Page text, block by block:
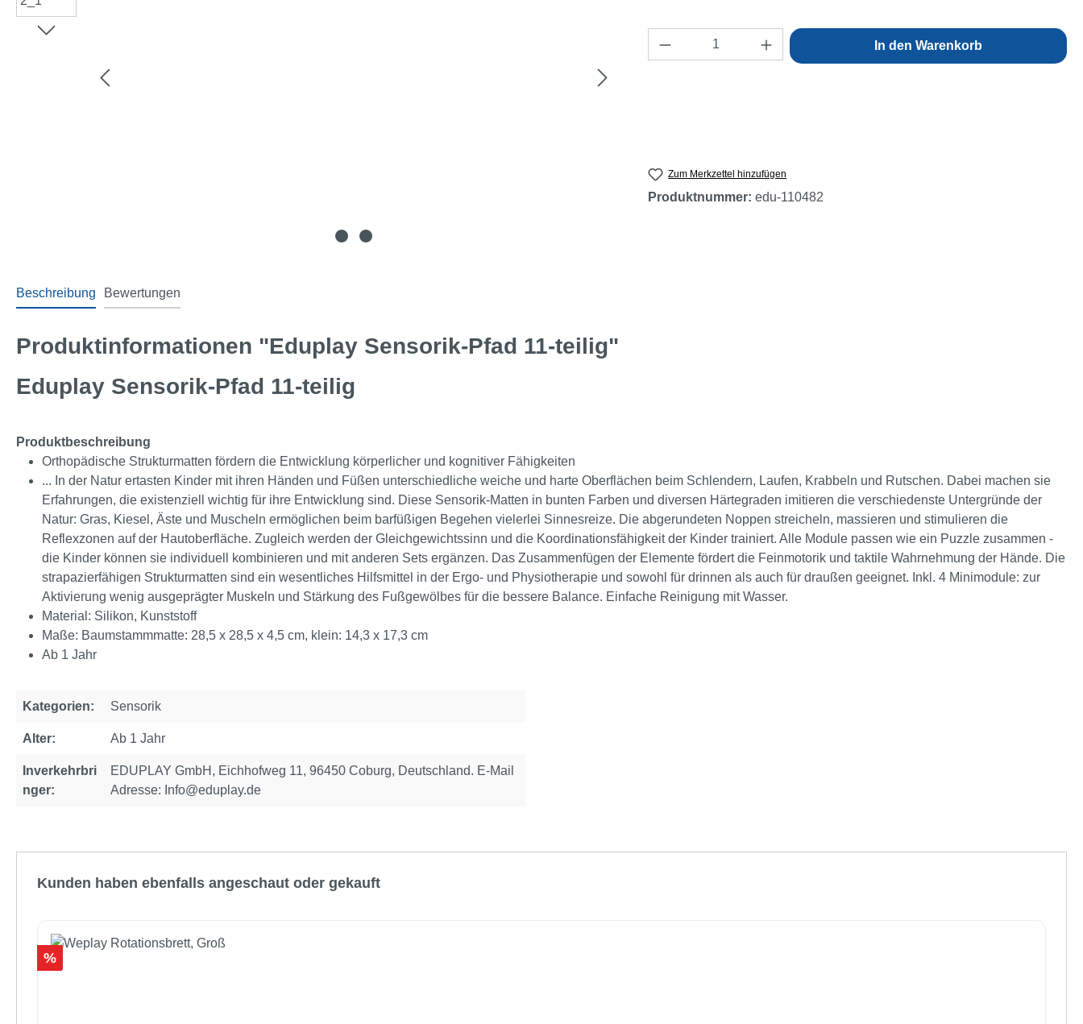
Produkt Anzahl: Gib den gewünschten Wert ein
In den Warenkorb
Zum Merkzettel hinzufügen
Produktnummer: edu-110482
Beschreibung Bewertungen
Produktinformationen "Eduplay Sensorik-Pfad 11-teilig"
Eduplay Sensorik-Pfad 11-teilig
Produktbeschreibung
Orthopädische Strukturmatten fördern die Entwicklung körperlicher und kognitiver Fähigkeiten
... In der Natur ertasten Kinder mit ihren Händen und Füßen unterschiedliche weiche und harte Oberflächen beim Schlendern, Laufen, Krabbeln und Rutschen. Dabei machen sie
Erfahrungen, die existenziell wichtig für ihre Entwicklung sind. Diese Sensorik-Matten in bunten Farben und diversen Härtegraden imitieren die verschiedenste Untergründe der
Natur: Gras, Kiesel, Äste und Muscheln ermöglichen beim barfüßigen Begehen vielerlei Sinnesreize. Die abgerundeten Noppen streicheln, massieren und stimulieren die
Reflexzonen auf der Hautoberfläche. Zugleich werden der Gleichgewichtssinn und die Koordinationsfähigkeit der Kinder trainiert. Alle Module passen wie ein Puzzle zusammen -
die Kinder können sie individuell kombinieren und mit anderen Sets ergänzen. Das Zusammenfügen der Elemente fördert die Feinmotorik und taktile Wahrnehmung der Hände. Die
strapazierfähigen Strukturmatten sind ein wesentliches Hilfsmittel in der Ergo- und Physiotherapie und sowohl für drinnen als auch für draußen geeignet. Inkl. 4 Minimodule: zur
Aktivierung wenig ausgeprägter Muskeln und Stärkung des Fußgewölbes für die bessere Balance. Einfache Reinigung mit Wasser.
Material: Silikon, Kunststoff
Maße: Baumstammmatte: 28,5 x 28,5 x 4,5 cm, klein: 14,3 x 17,3 cm
Ab 1 Jahr
Kategorien: Sensorik
Alter: Ab 1 Jahr
Inverkehrbri
nger:
EDUPLAY GmbH, Eichhofweg 11, 96450 Coburg, Deutschland. E-Mail
Adresse: Info@eduplay.de
Kunden haben ebenfalls angeschaut oder gekauft
Rabatt
%